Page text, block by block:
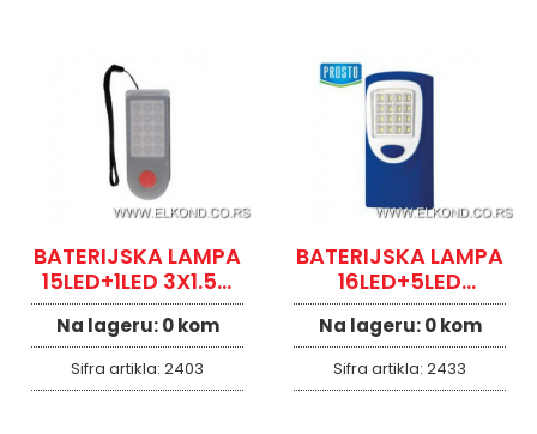
BATERIJSKA LAMPA
15LED+1LED 3X1.5V
AAA
Na lageru:0 kom
Sifra artikla: 2403
BATERIJSKA LAMPA
16LED+5LED
PROSTO
Na lageru:0 kom
Sifra artikla: 2433